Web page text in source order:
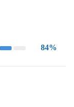
84%